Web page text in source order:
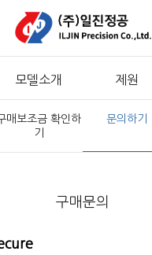
모델소개 제원
매보조금 확인하
기
문의하기
구매문의